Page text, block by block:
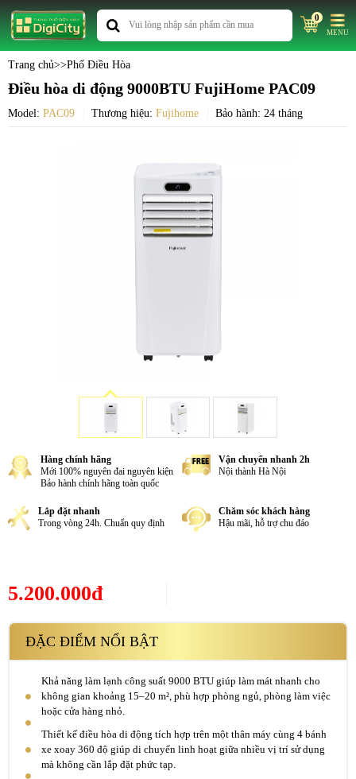
0
MENU
Trang chủ>>Phố Điều Hòa
Điều hòa di động 9000BTU FujiHome PAC09
Model: PAC09 Thương hiệu: Fujihome Bảo hành: 24 tháng
Hàng chính hãng
Mới 100% nguyên đai nguyên kiện
Bảo hành chính hãng toàn quốc
Vận chuyển nhanh 2h
Nội thành Hà Nội
Lắp đặt nhanh
Trong vòng 24h. Chuẩn quy định
Chăm sóc khách hàng
Hậu mãi, hỗ trợ chu đáo
5.200.000đ
ĐẶC ĐIỂM NỔI BẬT
Khả năng làm lạnh công suất 9000 BTU giúp làm mát nhanh cho
không gian khoảng 15–20 m², phù hợp phòng ngủ, phòng làm việc
hoặc cửa hàng nhỏ.
Thiết kế điều hòa di động tích hợp trên một thân máy cùng 4 bánh
xe xoay 360 độ giúp di chuyển linh hoạt giữa nhiều vị trí sử dụng
mà không cần lắp đặt phức tạp.